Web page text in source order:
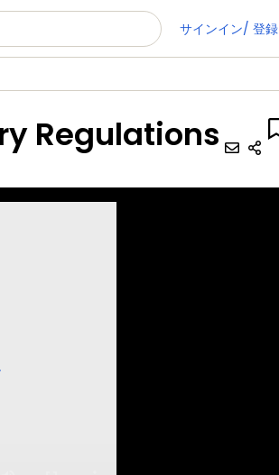
サインイン/ 登録
Regulations